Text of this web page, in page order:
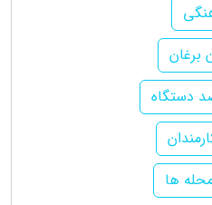
برغان
دستگاه
ها